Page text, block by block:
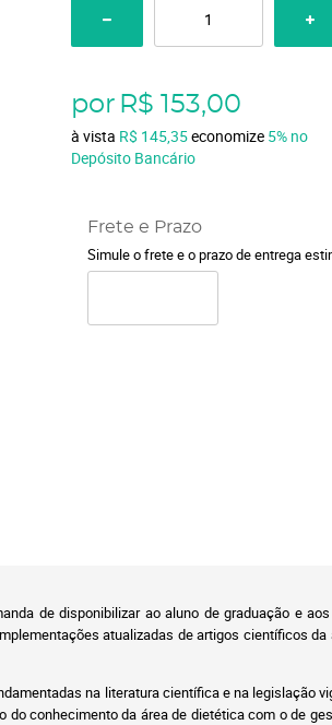
por R$ 153,00
à vista R$ 145,35economize 5% no
Depósito Bancário
Frete e Prazo
Simule o frete e o prazo de entrega
de disponibilizar ao aluno de graduação e
atualizadas de artigos científicos
na literatura científica e na legislação
conhecimento da área de dietética com o de